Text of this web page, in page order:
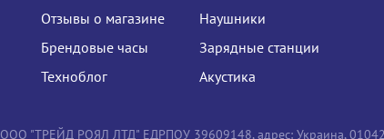
Отзывы о магазине
Брендовые часы
Техноблог
Наушники
Зарядные станции
Акустика
ООО "ТРЕЙД РОЯЛ ЛТД" ЕДРПОУ 39609148, адрес: Украина,